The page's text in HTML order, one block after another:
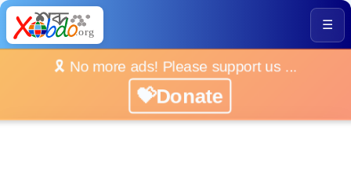
☰
🎗️ No more ads! Please support us ...
💝Donate